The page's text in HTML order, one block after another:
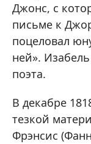
Джонс, с
письме к
поцеловал
ней».
поэта.
В декабре
тезкой
Фрэнсис